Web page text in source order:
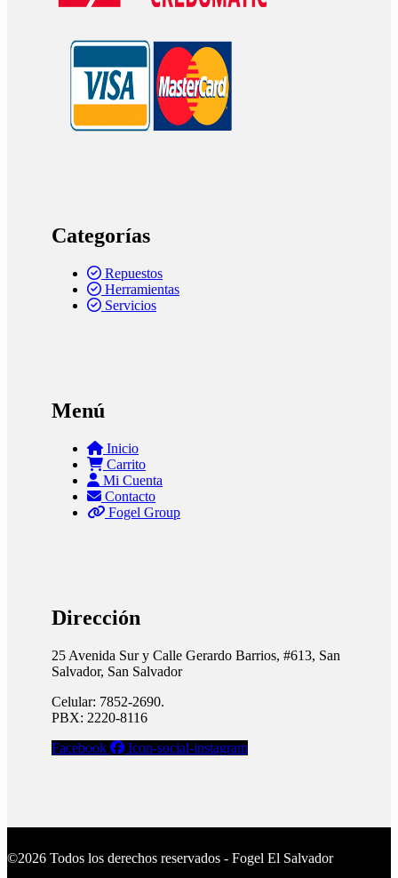
Categorías
Repuestos
Herramientas
Servicios
Menú
Inicio
Carrito
Mi Cuenta
Contacto
Fogel Group
Dirección
25 Avenida Sur y Calle Gerardo Barrios, #613, San
Salvador, San Salvador
Celular: 7852-2690.
PBX: 2220-8116
Facebook
Icon-social-instagram
©2026 Todos los derechos reservados - Fogel El Salvador